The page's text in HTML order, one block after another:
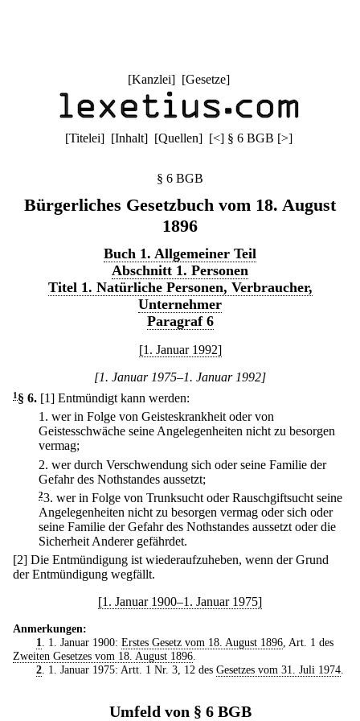
[Kanzlei] [Gesetze]
[Titelei] [Inhalt] [Quellen] [<] § 6 BGB [>]
§ 6 BGB
Bürgerliches Gesetzbuch vom 18. August
1896
Buch 1. Allgemeiner Teil
Abschnitt 1. Personen
Titel 1. Natürliche Personen, Verbraucher,
Unternehmer
Paragraf 6
[1. Januar 1992]
[1. Januar 1975–1. Januar 1992]
1 § 6. [1] Entmündigt kann werden:
1. wer in Folge von Geisteskrankheit oder von
Geistesschwäche seine Angelegenheiten nicht zu besorgen
vermag;
2. wer durch Verschwendung sich oder seine Familie der
Gefahr des Nothstandes aussetzt;
23. wer in Folge von Trunksucht oder Rauschgiftsucht seine
Angelegenheiten nicht zu besorgen vermag oder sich oder
seine Familie der Gefahr des Nothstandes aussetzt oder die
Sicherheit Anderer gefährdet.
[2] Die Entmündigung ist wiederaufzuheben, wenn der Grund
der Entmündigung wegfällt.
[1. Januar 1900–1. Januar 1975]
Anmerkungen:
1
. 1. Januar 1900: Erstes Gesetz vom 18. August 1896, Art. 1 des
Zweiten Gesetzes vom 18. August 1896
2. 1. Januar 1975: Artt. 1 Nr. 3, 12 des Gesetzes vom 31. Juli 1974.
Umfeld von § 6 BGB